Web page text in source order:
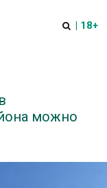
| 18+
можно